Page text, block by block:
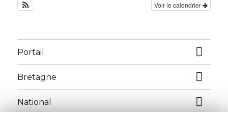
Voir le calendrier
Portail
ouvrir
le
sous-
menu
Bretagne
ouvrir
le
sous-
menu
National
ouvrir
le